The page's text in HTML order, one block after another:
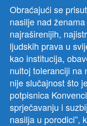
Obraćajući se
nasilje nad
najraširenijih,
ljudskih prava u
kao institucija,
nultoj toleranciji na
nije slučajnost što
potpisnica
sprječavanju i
nasilja u porodici”,